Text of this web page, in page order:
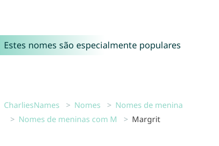
Estes nomes são especialmente populares
CharliesNames Nomes
Nomes de menina
Nomes de meninas com M
Margrit